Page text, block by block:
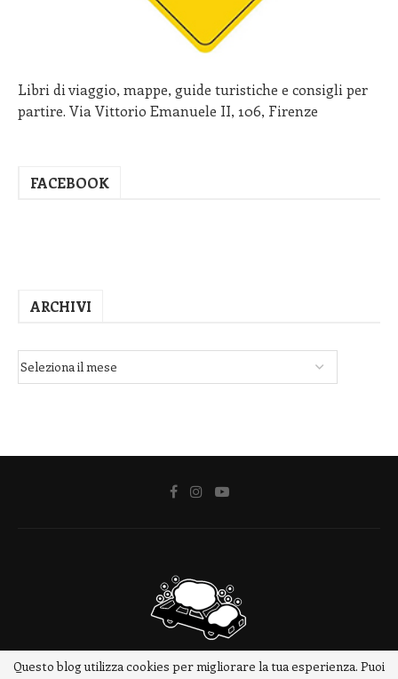
Libri di viaggio, mappe, guide turistiche e consigli per
partire. Via Vittorio Emanuele II, 106, Firenze
FACEBOOK
ARCHIVI
Questo blog utilizza cookies per migliorare la tua esperienza. Puoi